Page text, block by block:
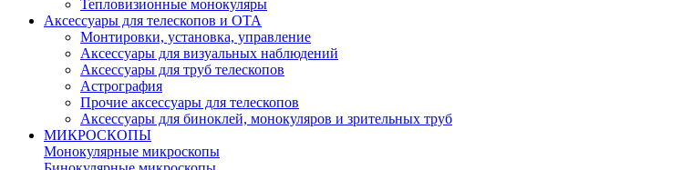
Тепловизионные монокуляры
Аксессуары для телескопов и ОТА
Монтировки, установка, управление
Аксессуары для визуальных наблюдений
Аксессуары для труб телескопов
Астрография
Прочие аксессуары для телескопов
Аксессуары для биноклей, монокуляров и зрительных труб
МИКРОСКОПЫ
Монокулярные микроскопы